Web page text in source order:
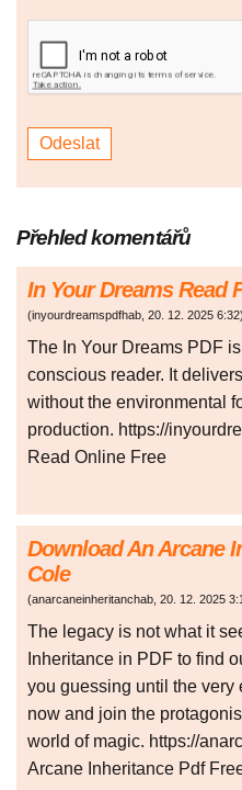
Přehled komentářů
In Your Dreams Read
(inyourdreamspdfhab, 20. 12. 2025 6:32)
The In Your Dreams PDF
conscious reader. It
without the environmental
production. https://
Read Online Free
Download An Arcane
Cole
(anarcaneinheritanchab, 20. 12. 2025
The legacy is not what it
Inheritance in PDF to find
you guessing until the
now and join the
world of magic. https://
Arcane Inheritance Pdf